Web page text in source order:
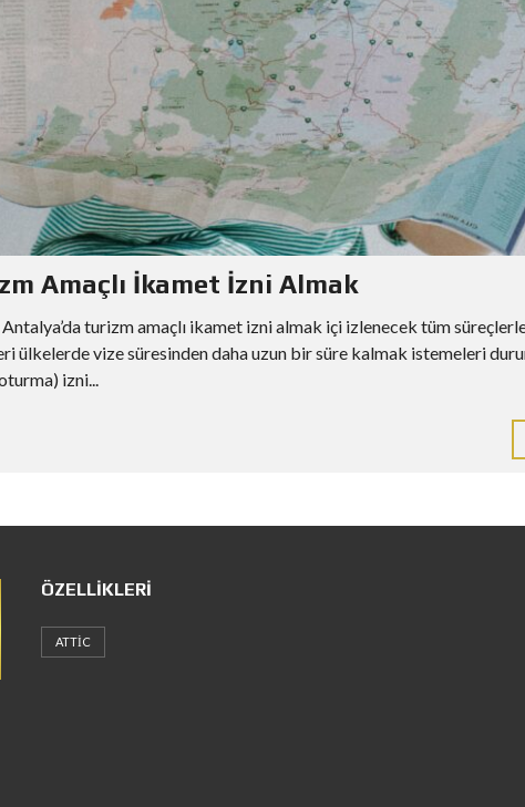
Amaçlı İkamet İzni Almak
turizm amaçlı ikamet izni almak içi izlenecek tüm
ülkelerde vize süresinden daha uzun bir süre kalmak istemeleri
izni...
ÖZELLIKLERI
ATTIC